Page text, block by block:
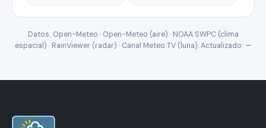
Datos: Open-Meteo · Open-Meteo (aire) · NOAA SWPC (clima
espacial) · RainViewer (radar) · Canal Meteo TV (luna). Actualizado: —